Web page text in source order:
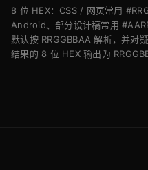
8 位 HEX：CSS / 网页常用
Android、部分设计稿常用
默认按 RRGGBBAA 解析，并对
结果的 8 位 HEX 输出为